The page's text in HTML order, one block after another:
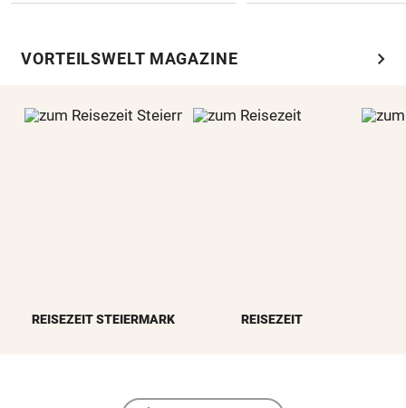
VORTEILSWELT MAGAZINE chevron_right
REISEZEIT STEIERMARK REISEZEIT